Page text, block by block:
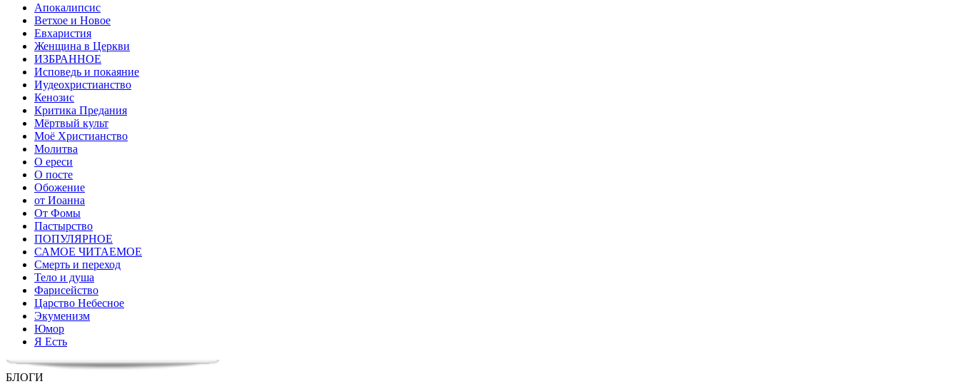
Апокалипсис
Ветхое и Новое
Евхаристия
Женщина в Церкви
ИЗБРАННОЕ
Исповедь и покаяние
Иудеохристианство
Кенозис
Критика Предания
Мёртвый культ
Моё Христианство
Молитва
О ереси
О посте
Обожение
от Иоанна
От Фомы
Пастырство
ПОПУЛЯРНОЕ
САМОЕ ЧИТАЕМОЕ
Смерть и переход
Тело и душа
Фарисейство
Царство Небесное
Экуменизм
Юмор
Я Есть
БЛОГИ